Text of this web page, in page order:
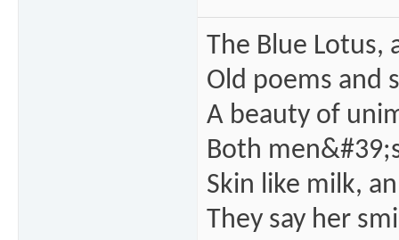
The Blue Lotus,
Old poems and
A beauty of
Both
Skin like milk,
They say her